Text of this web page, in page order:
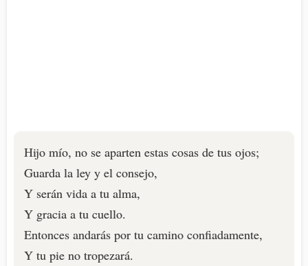
Hijo mío, no se aparten estas cosas de tus ojos;
Guarda la ley y el consejo,
Y serán vida a tu alma,
Y gracia a tu cuello.
Entonces andarás por tu camino confiadamente,
Y tu pie no tropezará.